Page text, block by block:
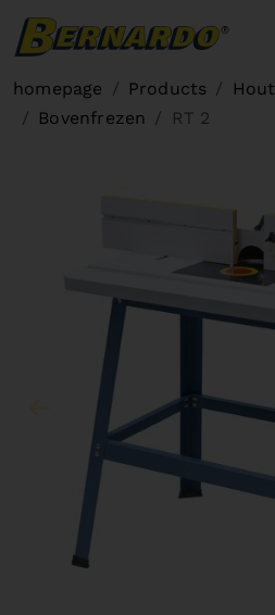
homepage Products Hout
Bovenfrezen
RT 2